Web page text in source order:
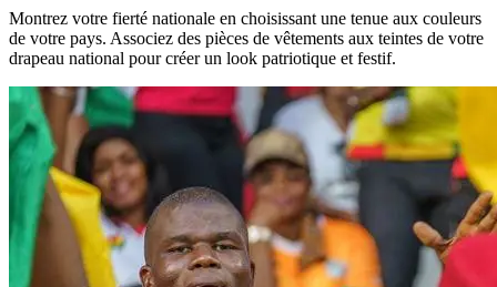
Montrez votre fierté nationale en choisissant une tenue aux couleurs
de votre pays. Associez des pièces de vêtements aux teintes de votre
drapeau national pour créer un look patriotique et festif.